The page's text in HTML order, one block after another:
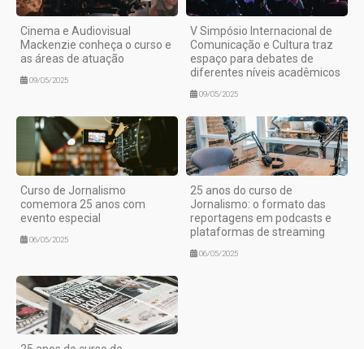
Cinema e Audiovisual
Mackenzie conheça o curso e
as áreas de atuação
09/05/2025
V Simpósio Internacional de
Comunicação e Cultura traz
espaço para debates de
diferentes níveis acadêmicos
09/05/2025
Curso de Jornalismo
comemora 25 anos com
evento especial
06/05/2025
25 anos do curso de
Jornalismo: o formato das
reportagens em podcasts e
plataformas de streaming
06/05/2025